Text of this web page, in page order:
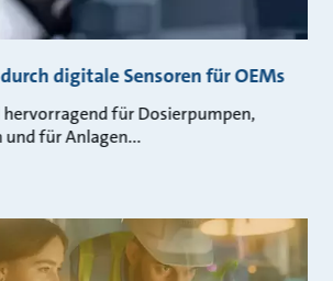
digitale Sensoren für OEMs
hervorragend für Dosierpumpen,
und für Anlagen